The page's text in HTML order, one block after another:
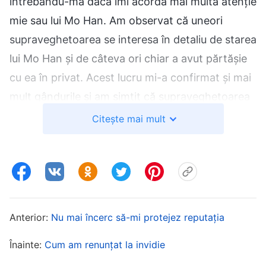
mie sau lui Mo Han. Am observat că uneori
supraveghetoarea se interesa în detaliu de starea
lui Mo Han și de câteva ori chiar a avut părtășie
cu ea în privat. Acest lucru mi-a confirmat și mai
mult gândurile și am simțit că supraveghetoarea
o prețuia mai mult pe Mo Han. M-am simțit
supraveghetoarea a spus că Mo Han își
și i-a cerut să-și împărtășească experiența de
invidioasă pe Mo Han și am simțit că îmi furase
Citește mai mult
Anterior: Nu mai încerc să-mi protejez reputația
Înainte: Cum am renunțat la invidie